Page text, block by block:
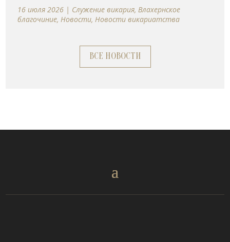
16 июля 2026 | Cлужение викария, Влахернское
благочиние, Новости, Новости викариатства
ВСЕ НОВОСТИ